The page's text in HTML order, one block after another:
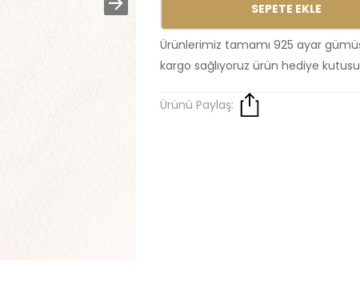
SEPETE EKLE
Ürünlerimiz tamamı 925 ayar
kargo sağlıyoruz ürün hediye
Ürünü Paylaş: